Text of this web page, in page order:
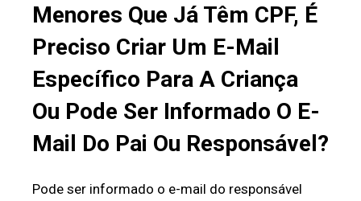
Menores Que Já Têm CPF, É
Preciso Criar Um E-Mail
Específico Para A Criança
Ou Pode Ser Informado O E-
Mail Do Pai Ou Responsável?
Pode ser informado o e-mail do responsável